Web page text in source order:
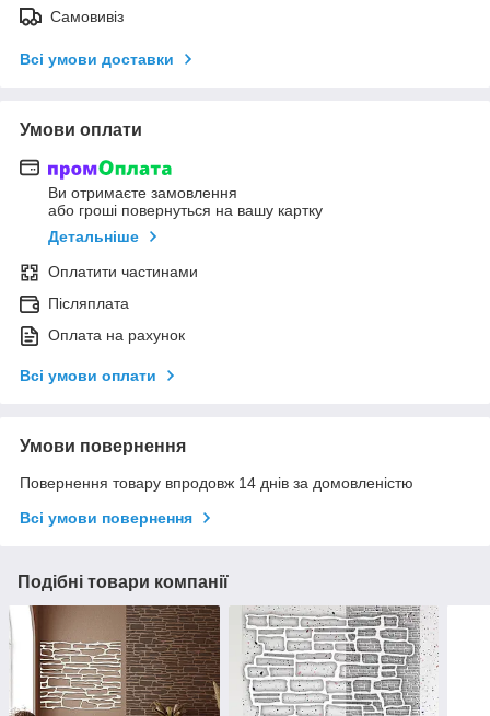
Самовивіз
Всі умови доставки
Умови оплати
Ви отримаєте замовлення
або гроші повернуться на вашу картку
Детальніше
Оплатити частинами
Післяплата
Оплата на рахунок
Всі умови оплати
Умови повернення
Повернення товару впродовж 14 днів за домовленістю
Всі умови повернення
Подібні товари компанії